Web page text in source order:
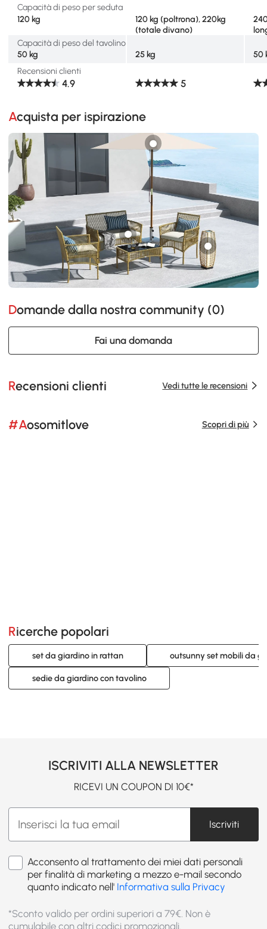
Capacità di peso per seduta
120 kg
120 kg (poltrona), 220kg
(totale divano)
Capacità di peso del tavolino
50 kg
25 kg
50
Recensioni clienti
4.9 5
Acquista per ispirazione
Domande dalla nostra community (0)
Fai una domanda
Recensioni clienti Vedi tutte le recensioni
#Aosomitlove Scopri di più
Ricerche popolari
set da giardino in rattan outsunny set mobili da
sedie da giardino con tavolino
ISCRIVITI ALLA NEWSLETTER
RICEVI UN COUPON DI 10€*
Iscriviti
Acconsento al trattamento dei miei dati personali
per finalità di marketing a mezzo e-mail secondo
quanto indicato nell' Informativa sulla Privacy
*Sconto valido per ordini superiori a 79€. Non è
cumulabile con altri codici promozionali.